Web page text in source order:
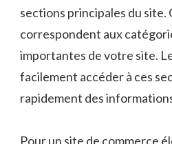
sections principales du site.
correspondent aux
importantes de votre site.
facilement accéder à ces
rapidement des
Pour un site de commerce